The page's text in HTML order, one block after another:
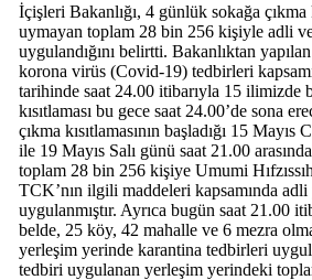
İçişleri Bakanlığı, 4 günlük sokağa çıkma
uymayan toplam 28 bin 256 kişiyle adli
uygulandığını belirtti. Bakanlıktan
korona virüs (Covid-19) tedbirleri
tarihinde saat 24.00 itibarıyla 15 ilimizde
kısıtlaması bu gece saat 24.00’de sona
çıkma kısıtlamasının başladığı 15
ile 19 Mayıs Salı günü saat 21.00
toplam 28 bin 256 kişiye Umumi
TCK’nın ilgili maddeleri kapsamında
uygulanmıştır. Ayrıca bugün saat 21.00
belde, 25 köy, 42 mahalle ve 6 mezra
yerleşim yerinde karantina tedbirleri
tedbiri uygulanan yerleşim yerindeki